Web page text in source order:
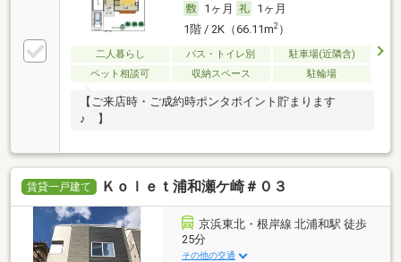
1ヶ月
1ヶ月
1階 / 2K（66.11m2）
二人暮らし バス・トイレ別
駐車場(近隣含)
ペット相談可
収納スペース 駐輪場
【ご来店時・ご成約時ポンタポイント貯まります
♪ 】
賃貸一戸建て Ｋｏｌｅｔ浦和瀬ケ崎＃０３
京浜東北・根岸線 北浦和駅 徒歩
25分
その他の交通